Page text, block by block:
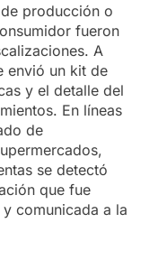
producción o
fueron
A
envió un kit de
y el detalle del
En líneas
de
se detectó
que fue
comunicada a la